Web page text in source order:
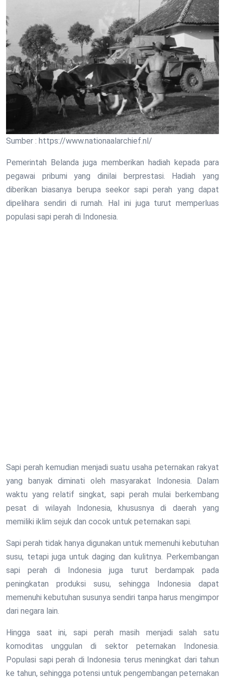
Sumber : https://www.nationaalarchief.nl/
Pemerintah Belanda juga memberikan hadiah kepada para
pegawai pribumi yang dinilai berprestasi. Hadiah yang
diberikan biasanya berupa seekor sapi perah yang dapat
dipelihara sendiri di rumah. Hal ini juga turut memperluas
populasi sapi perah di Indonesia.
Sapi perah kemudian menjadi suatu usaha peternakan rakyat
yang banyak diminati oleh masyarakat Indonesia. Dalam
waktu yang relatif singkat, sapi perah mulai berkembang
pesat di wilayah Indonesia, khususnya di daerah yang
memiliki iklim sejuk dan cocok untuk peternakan sapi.
Sapi perah tidak hanya digunakan untuk memenuhi kebutuhan
susu, tetapi juga untuk daging dan kulitnya. Perkembangan
sapi perah di Indonesia juga turut berdampak pada
peningkatan produksi susu, sehingga Indonesia dapat
memenuhi kebutuhan susunya sendiri tanpa harus mengimpor
dari negara lain.
Hingga saat ini, sapi perah masih menjadi salah satu
komoditas unggulan di sektor peternakan Indonesia.
Populasi sapi perah di Indonesia terus meningkat dari tahun
ke tahun, sehingga potensi untuk pengembangan peternakan